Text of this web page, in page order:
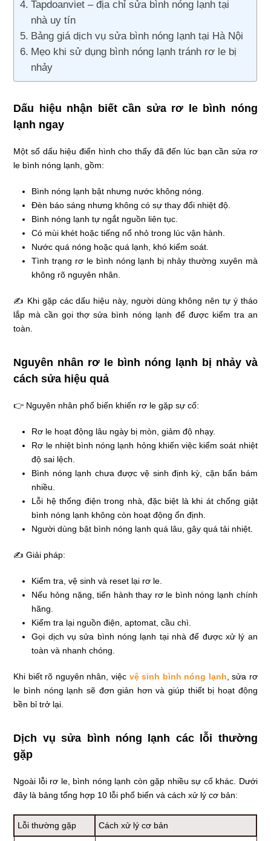
Tapdoanviet – địa chỉ sửa bình nóng lạnh tại
nhà uy tín
Bảng giá dịch vụ sửa bình nóng lạnh tại Hà Nội
Mẹo khi sử dụng bình nóng lạnh tránh rơ le bị
nhảy
Dấu hiệu nhận biết cần sửa rơ le bình nóng
lạnh ngay
Một số dấu hiệu điển hình cho thấy đã đến lúc bạn cần sửa rơ
le bình nóng lạnh, gồm:
Bình nóng lạnh bật nhưng nước không nóng.
Đèn báo sáng nhưng không có sự thay đổi nhiệt độ.
Bình nóng lạnh tự ngắt nguồn liên tục.
Có mùi khét hoặc tiếng nổ nhỏ trong lúc vận hành.
Nước quá nóng hoặc quá lạnh, khó kiểm soát.
Tình trạng rơ le bình nóng lạnh bị nhảy thường xuyên mà
không rõ nguyên nhân.
✍ Khi gặp các dấu hiệu này, người dùng không nên tự ý tháo
lắp mà cần gọi thợ sửa bình nóng lạnh để được kiểm tra an
toàn.
Nguyên nhân rơ le bình nóng lạnh bị nhảy và
cách sửa hiệu quả
👉 Nguyên nhân phổ biến khiến rơ le gặp sự cố:
Rơ le hoạt động lâu ngày bị mòn, giảm độ nhạy.
Rơ le nhiệt bình nóng lạnh hỏng khiến việc kiểm soát nhiệt
độ sai lệch.
Bình nóng lạnh chưa được vệ sinh định kỳ, cặn bẩn bám
nhiều.
Lỗi hệ thống điện trong nhà, đặc biệt là khi át chống giật
bình nóng lạnh không còn hoạt động ổn định.
Người dùng bật bình nóng lạnh quá lâu, gây quá tải nhiệt.
✍ Giải pháp:
Kiểm tra, vệ sinh và reset lại rơ le.
Nếu hỏng nặng, tiến hành thay rơ le bình nóng lạnh chính
hãng.
Kiểm tra lại nguồn điện, aptomat, cầu chì.
Gọi dịch vụ sửa bình nóng lạnh tại nhà để được xử lý an
toàn và nhanh chóng.
Khi biết rõ nguyên nhân, việc vệ sinh bình nóng lạnh, sửa rơ
le bình nóng lạnh sẽ đơn giản hơn và giúp thiết bị hoạt động
bền bỉ trở lại.
Dịch vụ sửa bình nóng lạnh các lỗi thường
gặp
Ngoài lỗi rơ le, bình nóng lạnh còn gặp nhiều sự cố khác. Dưới
đây là bảng tổng hợp 10 lỗi phổ biến và cách xử lý cơ bản:
Lỗi thường gặp Cách xử lý cơ bản